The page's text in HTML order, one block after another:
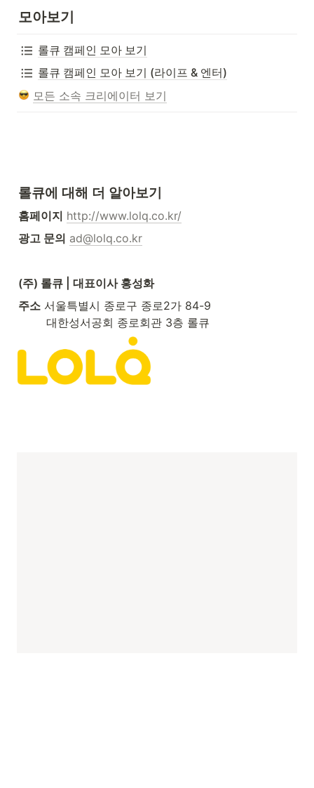
모아보기
롤큐 캠페인 모아 보기
롤큐 캠페인 모아 보기 (라이프 & 엔터)
모든 소속 크리에이터 보기
롤큐에 대해 더 알아보기
홈페이지 http://www.lolq.co.kr/
광고 문의 ad@lolq.co.kr
(주) 롤큐 | 대표이사 홍성화
주소 서울특별시 종로구 종로2가 84-9
        대한성서공회 종로회관 3층 롤큐